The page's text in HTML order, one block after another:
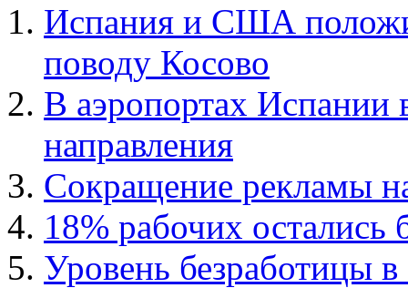
Испания и США
поводу Косово
В аэропортах Испании
направления
Сокращение рекламы
18% рабочих остались
Уровень безработицы